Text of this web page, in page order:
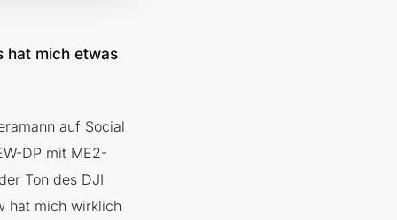
hat mich etwas
auf Social
DP mit ME2-
Ton des DJI
hat mich wirklich